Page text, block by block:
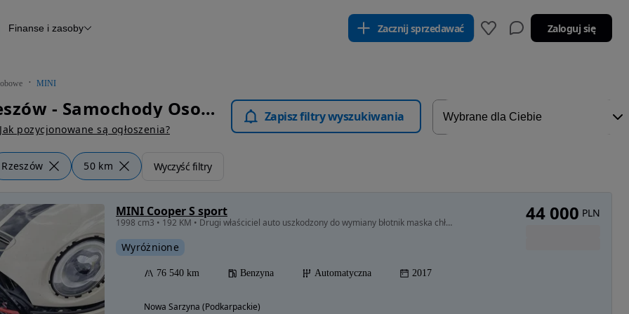
Raport z inspekcji
Otomoto News
Finanse i zasoby Zacznij sprzedawać Zaloguj się
MINI
MINI Rzeszów - Samochody Osobowe
Jak pozycjonowane są ogłoszenia?
Zapisz filtry wyszukiwania
Rzeszów 50 km Wyczyść filtry
MINI Cooper S sport
1998 cm3 • 192 KM • Drugi właściciel auto uszkodzony do wymiany błotnik maska chłodnica pr
Wyróżnione
76 540 km Benzyna Automatyczna 2017
Nowa Sarzyna (Podkarpackie)
44 000 PLN